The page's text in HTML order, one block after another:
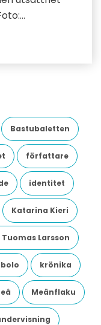
Bastubaletten
författare
identitet
Katarina Kieri
Larsson
krönika
Meänflaku